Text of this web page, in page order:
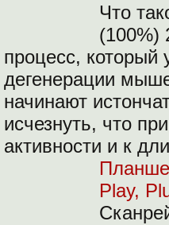
Что
(100%)
процесс,
дегенерации
начинают
исчезнуть, что
активности и к
Play,